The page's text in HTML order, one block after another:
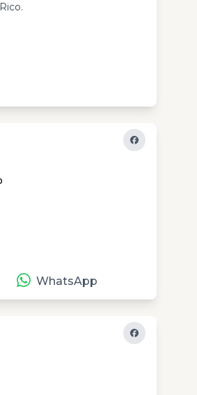
WhatsApp